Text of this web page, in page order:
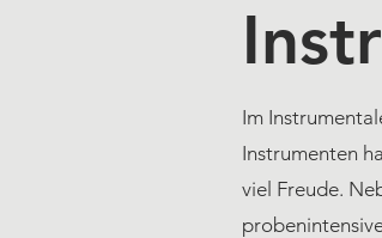
Im
Instrumenten
viel Freude.